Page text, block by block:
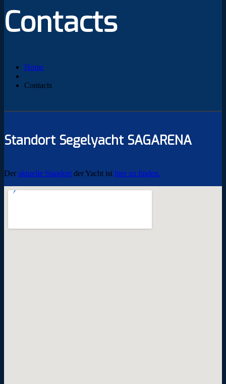
Contacts
Home
Contacts
Standort Segelyacht SAGARENA
Der aktuelle Standort der Yacht isthier zu finden.